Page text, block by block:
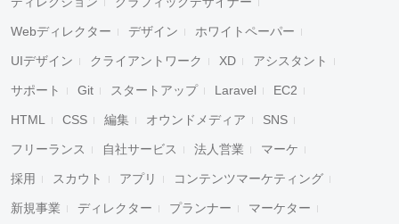
Webディレクター デザイン ホワイトペーパー
UIデザイン クライアントワーク XD アシスタント
サポート Git スタートアップ Laravel EC2
HTML CSS 編集 オウンドメディア SNS
フリーランス 自社サービス 法人営業 マーケ
採用 スカウト アプリ コンテンツマーケティング
新規事業 ディレクター プランナー マーケター